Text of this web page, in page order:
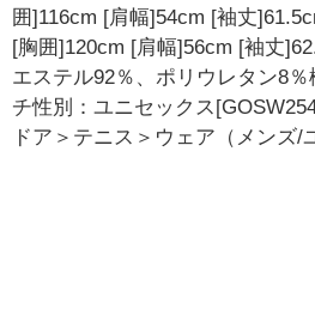
囲]116cm [肩幅]54cm [袖丈
[胸囲]120cm [肩幅]56cm [袖丈
エステル92％、ポリウレタン8
チ性別：ユニセックス
ドア＞テニス＞ウェア（メンズ/